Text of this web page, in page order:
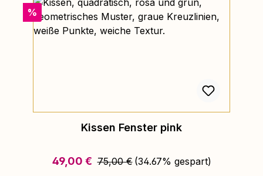
Rabatt
%
Kissen Fenster pink
Verkaufspreis:
49,00 € Regulärer Preis:
75,00 € (34.67% gespart)